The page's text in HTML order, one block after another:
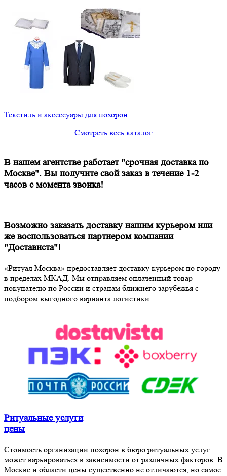
Текстиль и аксессуары для похорон
Смотреть весь каталог
В нашем агентстве работает "срочная доставка по
Москве". Вы получите свой заказ в течение 1-2
часов с момента звонка!
Возможно заказать доставку нашим курьером или
же воспользоваться партнером компании
"Достависта"!
«Ритуал Москва» предоставляет доставку курьером по городу
в пределах МКАД. Мы отправляем оплаченный товар
покупателю по России и странам ближнего зарубежья с
подбором выгодного варианта логистики.
Ритуальные услуги
цены
Стоимость организации похорон в бюро ритуальных услуг
может варьироваться в зависимости от различных факторов. В
Москве и области цены существенно не отличаются, но самое